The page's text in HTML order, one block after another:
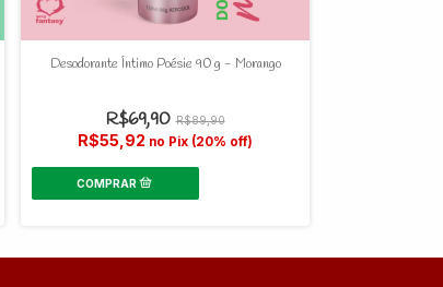
Desodorante Íntimo Poésie 90 g - Morango
R$69,90 R$89,90
R$55,92 no Pix (20% off)